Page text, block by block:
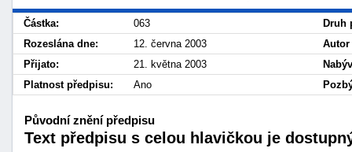
Částka: 063
Druh
Rozeslána dne:
12. června 2003
Přijato:
21. května 2003
Platnost předpisu:
Ano
Původní znění předpisu
Text předpisu s celou hlavičkou je